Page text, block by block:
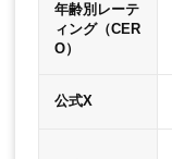
年齢別レーテ
ィング（CER
O）
公式X